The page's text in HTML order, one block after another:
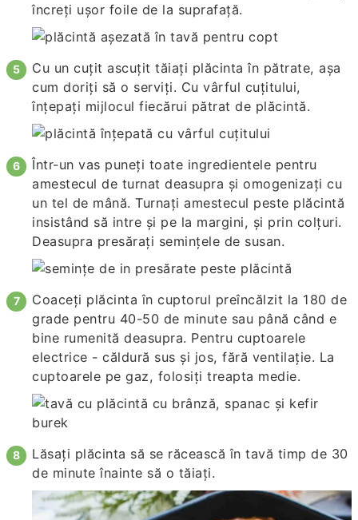
încreți ușor foile de la suprafață.
Cu un cuțit ascuțit tăiați plăcinta în pătrate, așa
cum doriți să o serviți. Cu vârful cuțitului,
înțepați mijlocul fiecărui pătrat de plăcintă.
Într-un vas puneți toate ingredientele pentru
amestecul de turnat deasupra și omogenizați cu
un tel de mână. Turnați amestecul peste plăcintă
insistând să intre și pe la margini, și prin colțuri.
Deasupra presărați semințele de susan.
Coaceți plăcinta în cuptorul preîncălzit la 180 de
grade pentru 40-50 de minute sau până când e
bine rumenită deasupra. Pentru cuptoarele
electrice - căldură sus și jos, fără ventilație. La
cuptoarele pe gaz, folosiți treapta medie.
Lăsați plăcinta să se răcească în tavă timp de 30
de minute înainte să o tăiați.